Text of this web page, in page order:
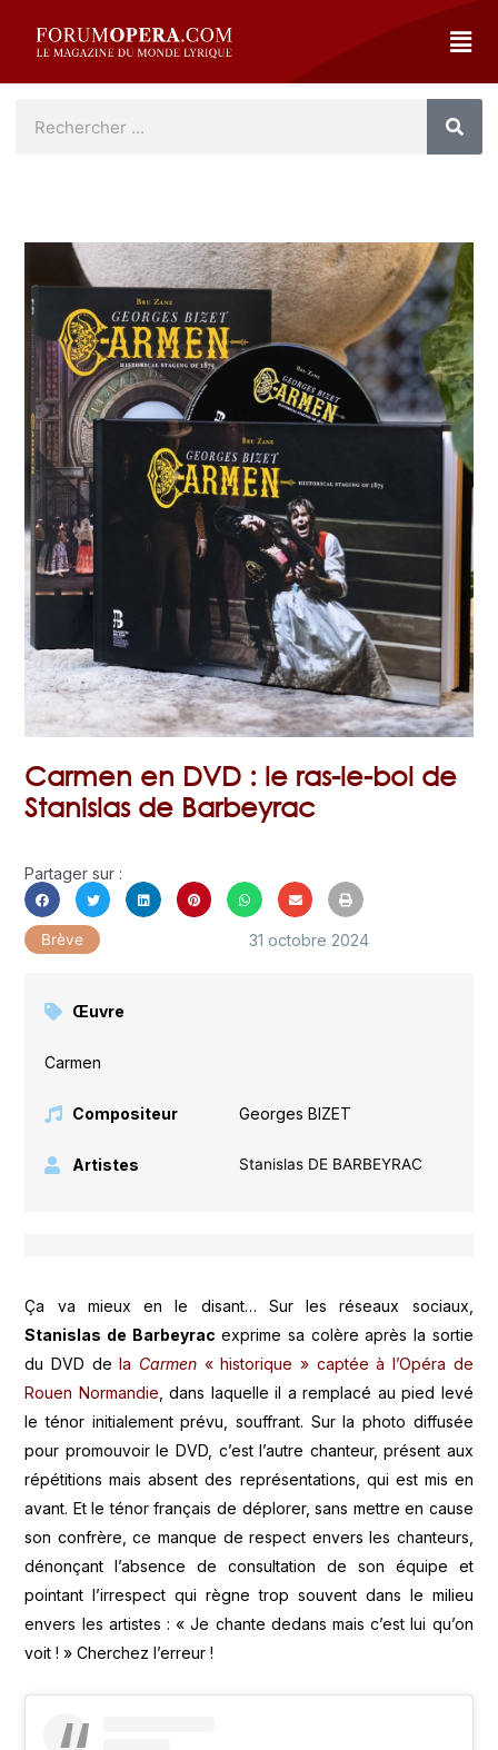
Carmen en DVD : le ras-le-bol de
Stanislas de Barbeyrac
Partager sur :
Brève 31 octobre 2024
Œuvre
Carmen
Compositeur Georges BIZET
Artistes Stanislas DE BARBEYRAC
Ça va mieux en le disant… Sur les réseaux sociaux,
Stanislas de Barbeyrac exprime sa colère après la sortie
du DVD dela Carmen « historique » captée à l’Opéra de
Rouen Normandie , dans laquelle il a remplacé au pied levé
le ténor initialement prévu, souffrant. Sur la photo diffusée
pour promouvoir le DVD, c’est l’autre chanteur, présent aux
répétitions mais absent des représentations, qui est mis en
avant. Et le ténor français de déplorer, sans mettre en cause
son confrère, ce manque de respect envers les chanteurs,
dénonçant l’absence de consultation de son équipe et
pointant l’irrespect qui règne trop souvent dans le milieu
envers les artistes : « Je chante dedans mais c’est lui qu’on
voit ! » Cherchez l’erreur !